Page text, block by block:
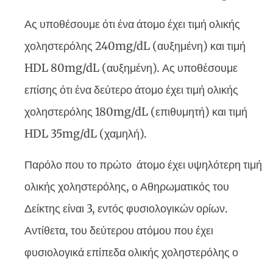
Ας υποθέσουμε ότι ένα άτομο έχει τιμή ολικής
χοληστερόλης 240mg/dL (αυξημένη) και τιμή
HDL 80mg/dL (αυξημένη). Ας υποθέσουμε
επίσης ότι ένα δεύτερο άτομο έχει τιμή ολικής
χοληστερόλης 180mg/dL (επιθυμητή) και τιμή
HDL 35mg/dL (χαμηλή).
Παρόλο που το πρώτο άτομο έχει υψηλότερη τιμή
ολικής χοληστερόλης, ο Αθηρωματικός του
Δείκτης είναι 3, εντός φυσιολογικών ορίων.
Αντίθετα, του δεύτερου ατόμου που έχει
φυσιολογικά επίπεδα ολικής χοληστερόλης ο